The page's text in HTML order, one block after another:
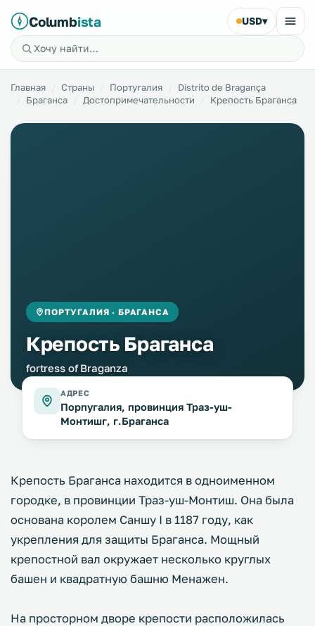
Columbista USD▾
Главная Страны Португалия
Distrito de Bragança
Браганса
Достопримечательности Крепость Браганса
ПОРТУГАЛИЯ · БРАГАНСА
Крепость Браганса
fortress of Braganza
АДРЕС
Порпугалия, провинция Траз-уш-
Монтишг, г.Браганса
Крепость Браганса находится в одноименном
городке, в провинции Траз-уш-Монтиш. Она была
основана королем Саншу I в 1187 году, как
укрепления для защиты Браганса. Мощный
крепостной вал окружает несколько круглых
башен и квадратную башню Менажен.
На просторном дворе крепости расположилась